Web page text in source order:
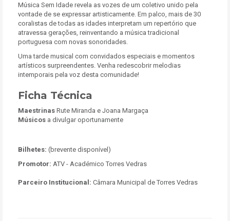
Música Sem Idade revela as vozes de um coletivo unido pela
vontade de se expressar artisticamente. Em palco, mais de 30
coralistas de todas as idades interpretam um repertório que
atravessa gerações, reinventando a música tradicional
portuguesa com novas sonoridades.
Uma tarde musical com convidados especiais e momentos
artísticos surpreendentes. Venha redescobrir melodias
intemporais pela voz desta comunidade!
Ficha Técnica
Maestrinas Rute Miranda e Joana Margaça
Músicos a divulgar oportunamente
Bilhetes: (brevente disponível)
Promotor: ATV - Académico Torres Vedras
Parceiro Institucional: Câmara Municipal de Torres Vedras